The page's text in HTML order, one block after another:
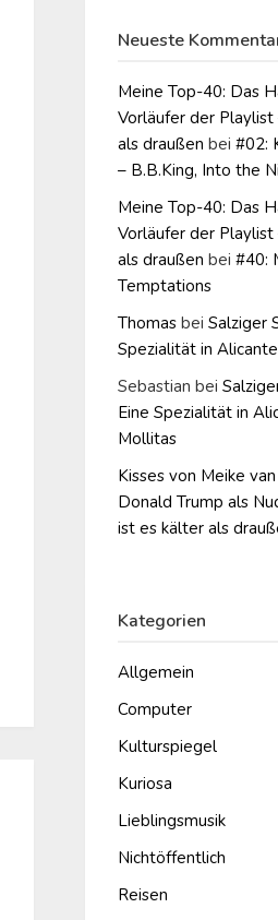
Neueste
Meine Top-40: Das
Vorläufer der
als draußen bei #02:
– B.B.King, Into the
Meine Top-40: Das
Vorläufer der
als draußen bei #40:
Temptations
Thomasbei Salziger
Spezialität in
Sebastian bei
Eine Spezialität in
Mollitas
Kisses von Meike
Donald Trump als
ist es kälter als
Kategorien
Allgemein
Computer
Kulturspiegel
Kuriosa
Lieblingsmusik
Nichtöffentlich
Reisen